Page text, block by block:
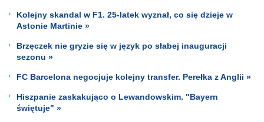
Kolejny skandal w F1. 25-latek wyznał, co się dzieje w
Astonie Martinie »
Brzęczek nie gryzie się w język po słabej inauguracji
sezonu »
FC Barcelona negocjuje kolejny transfer. Perełka z Anglii »
Hiszpanie zaskakująco o Lewandowskim. "Bayern
świętuje" »